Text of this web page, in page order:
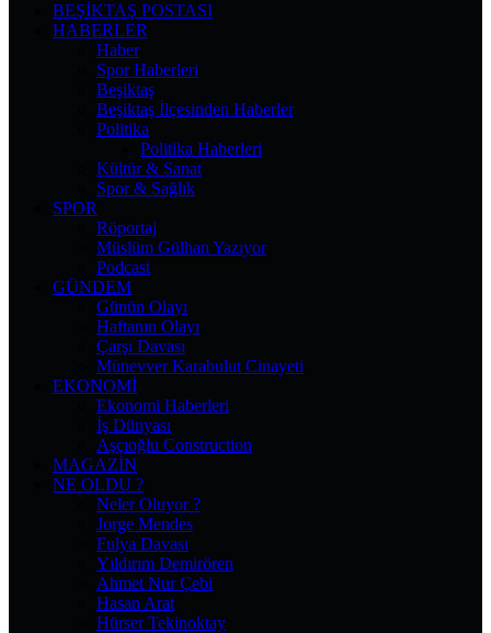
BEŞIKTAŞ POSTASI
HABERLER
Haber
Spor Haberleri
Beşiktaş
Beşiktaş İlçesinden Haberler
Politika
Politika Haberleri
Kültür & Sanat
Spor & Sağlık
SPOR
Röportaj
Müslüm Gülhan Yazıyor
Podcast
GÜNDEM
Günün Olayı
Haftanın Olayı
Çarşı Davası
Münevver Karabulut Cinayeti
EKONOMI
Ekonomi Haberleri
İş Dünyası
Aşçıoğlu Construction
MAGAZIN
NE OLDU ?
Neler Oluyor ?
Jorge Mendes
Fulya Davası
Yıldırım Demirören
Ahmet Nur Çebi
Hasan Arat
Hürser Tekinoktay